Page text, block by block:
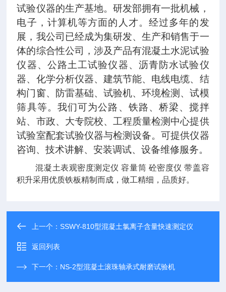
试验仪器的生产基地。研发部拥有一批机械，
电子，计算机等方面的人才。经过多年的发
展，我公司已经成为集研发、生产和销售于一
体的综合性公司，涉及产品有混凝土水泥试验
仪器、公路土工试验仪器、沥青防水试验仪
器、化学分析仪器、建筑节能、电线电缆、结
构门窗、防雷基础、试验机、环境检测、试模
筛具等。我们可为公路、铁路、桥梁、搅拌
站、市政、大专院校、工程质量检测中心提供
试验室配套试验仪器与检测设备。可提供仪器
咨询、技术讲解、安装调试、设备维修服务。
混凝土表观密度测定仪 容量筒 砼密度仪 带盖容
积升采用优质铁板精制而成，做工精细，品质好。
上一个：SSWY-810型混凝土氯离子含量快速测定仪
返回列表
下一个： NS-2型混凝土滚珠轴承式耐磨试验机